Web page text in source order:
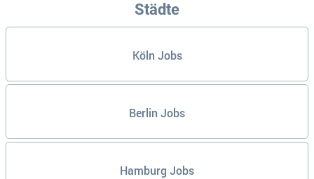
Städte
Köln Jobs
Berlin Jobs
Hamburg Jobs